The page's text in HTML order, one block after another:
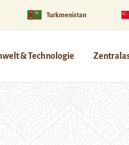
Turkmenistan
& Technologie